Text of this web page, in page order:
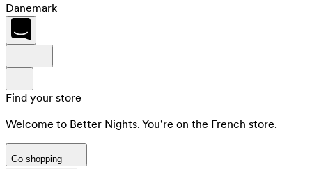
Danemark
Find your store
Welcome to Better Nights. You're on the French store.
Go shopping